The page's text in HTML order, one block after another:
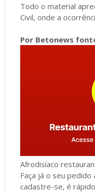
Todo o material
Civil, onde a
Por Betonews
Afrodisíaco
Faça já o seu pedido
cadastre-se, é